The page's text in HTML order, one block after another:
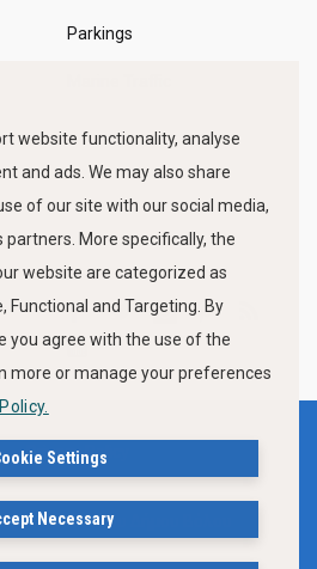
Parkings
Privacy Policy
Ιστότοπου Δήμου Βόλου
website functionality, analyse
and ads. We may also share
of our site with our social media,
More specifically, the
website are categorized as
Functional and Targeting. By
you agree with the use of the
more or manage your preferences
Settings
Necessary